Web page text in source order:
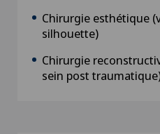
Chirurgie esthétique
silhouette)
Chirurgie
sein post